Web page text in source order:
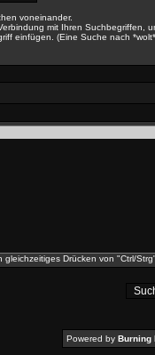
voneinander.
mit Ihren Suchbegriffen,
einfügen. (Eine Suche nach
Drücken von "Ctrl/
Powered by Burning